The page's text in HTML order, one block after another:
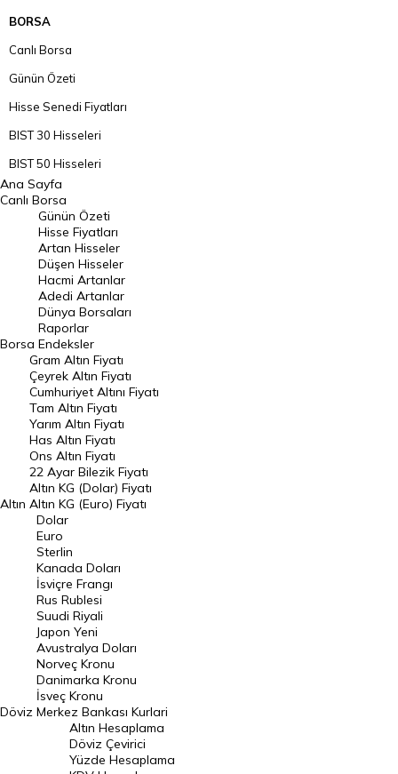
BORSA
Canlı Borsa
Günün Özeti
Hisse Senedi Fiyatları
BIST 30 Hisseleri
BIST 50 Hisseleri
BIST 100 Hisseleri
En Çok Artan Hisseler
En Çok Düşen Hisseler
Hacmi Artanlar
Geçmiş Kapanışlar
Dünya Borsaları
Raporlar
Endeksler
DÖVİZ
Döviz Kuru
Dolar Kuru
Euro Kuru
Pound Kuru
Frank Kuru
Riyal Kuru
Avustralya Doları
Danimarka Kronu Kuru
Kanada Doları Kuru
Norveç Kronu Kuru
İsveç Kronu Kuru
Japon Yeni Kuru
Ana Sayfa
Canlı Borsa
Borsa
Günün Özeti
Hisse Fiyatları
Artan Hisseler
Düşen Hisseler
Hacmi Artanlar
Adedi Artanlar
Dünya Borsaları
Raporlar
Endeksler
Altın
Gram Altın Fiyatı
Çeyrek Altın Fiyatı
Cumhuriyet Altını Fiyatı
Tam Altın Fiyatı
Yarım Altın Fiyatı
Has Altın Fiyatı
Ons Altın Fiyatı
22 Ayar Bilezik Fiyatı
Altın KG (Dolar) Fiyatı
Altın KG (Euro) Fiyatı
Döviz
Dolar
Euro
Sterlin
Kanada Doları
İsviçre Frangı
Rus Rublesi
Suudi Riyali
Japon Yeni
Avustralya Doları
Norveç Kronu
Danimarka Kronu
İsveç Kronu
Merkez Bankası Kurlari
Altın Hesaplama
Döviz Çevirici
Yüzde Hesaplama